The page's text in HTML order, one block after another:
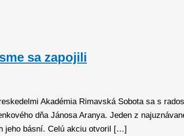
sa zapojili
Akadémia Rimavská Sobota sa s
dňa Jánosa Aranya. Jeden z
jeho básní. Celú akciu otvoril […]